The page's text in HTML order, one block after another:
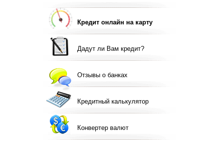
Кредит онлайн на карту
Дадут ли Вам кредит?
Отзывы о банках
Кредитный калькулятор
Конвертер валют